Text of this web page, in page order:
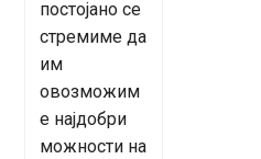
постојано се
стремиме да
им
овозможим
е најдобри
можности на